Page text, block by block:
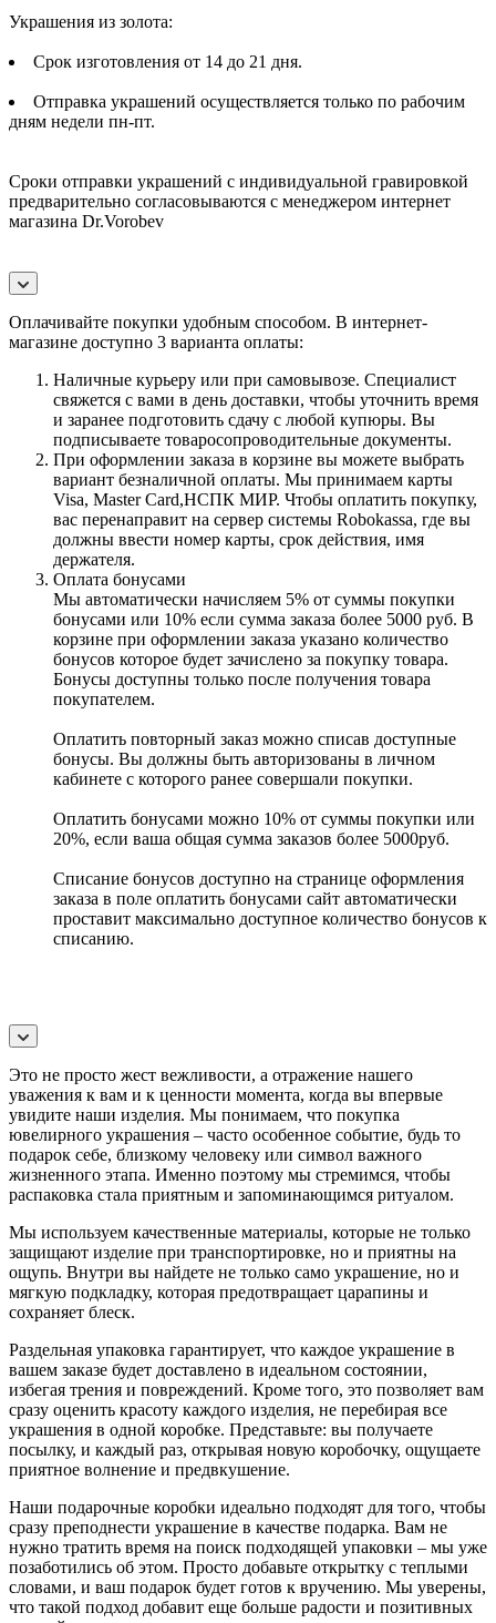
Украшения из золота:
Срок изготовления от 14 до 21 дня.
Отправка украшений осуществляется только по рабочим
дням недели пн-пт.
Сроки отправки украшений с индивидуальной гравировкой
предварительно согласовываются с менеджером интернет
магазина Dr.Vorobev
Оплачивайте покупки удобным способом. В интернет-
магазине доступно 3 варианта оплаты:
Наличные курьеру или при самовывозе. Специалист
свяжется с вами в день доставки, чтобы уточнить время
и заранее подготовить сдачу с любой купюры. Вы
подписываете товаросопроводительные документы.
При оформлении заказа в корзине вы можете выбрать
вариант безналичной оплаты. Мы принимаем карты
Visa, Master Card,НСПК МИР. Чтобы оплатить покупку,
вас перенаправит на сервер системы Robokassa, где вы
должны ввести номер карты, срок действия, имя
держателя.
Оплата бонусами
Мы автоматически начисляем 5% от суммы покупки
бонусами или 10% если сумма заказа более 5000 руб. В
корзине при оформлении заказа указано количество
бонусов которое будет зачислено за покупку товара.
Бонусы доступны только после получения товара
покупателем.
Оплатить повторный заказ можно списав доступные
бонусы. Вы должны быть авторизованы в личном
кабинете с которого ранее совершали покупки.
Оплатить бонусами можно 10% от суммы покупки или
20%, если ваша общая сумма заказов более 5000руб.
Списание бонусов доступно на странице оформления
заказа в поле оплатить бонусами сайт автоматически
проставит максимально доступное количество бонусов к
списанию.
Это не просто жест вежливости, а отражение нашего
уважения к вам и к ценности момента, когда вы впервые
увидите наши изделия. Мы понимаем, что покупка
ювелирного украшения – часто особенное событие, будь то
подарок себе, близкому человеку или символ важного
жизненного этапа. Именно поэтому мы стремимся, чтобы
распаковка стала приятным и запоминающимся ритуалом.
Мы используем качественные материалы, которые не только
защищают изделие при транспортировке, но и приятны на
ощупь. Внутри вы найдете не только само украшение, но и
мягкую подкладку, которая предотвращает царапины и
сохраняет блеск.
Раздельная упаковка гарантирует, что каждое украшение в
вашем заказе будет доставлено в идеальном состоянии,
избегая трения и повреждений. Кроме того, это позволяет вам
сразу оценить красоту каждого изделия, не перебирая все
украшения в одной коробке. Представьте: вы получаете
посылку, и каждый раз, открывая новую коробочку, ощущаете
приятное волнение и предвкушение.
Наши подарочные коробки идеально подходят для того, чтобы
сразу преподнести украшение в качестве подарка. Вам не
нужно тратить время на поиск подходящей упаковки – мы уже
позаботились об этом. Просто добавьте открытку с теплыми
словами, и ваш подарок будет готов к вручению. Мы уверены,
что такой подход добавит еще больше радости и позитивных